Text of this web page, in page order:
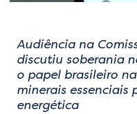
Audiência na
discutiu soberania
o papel brasileiro
minerais essenciais
energética